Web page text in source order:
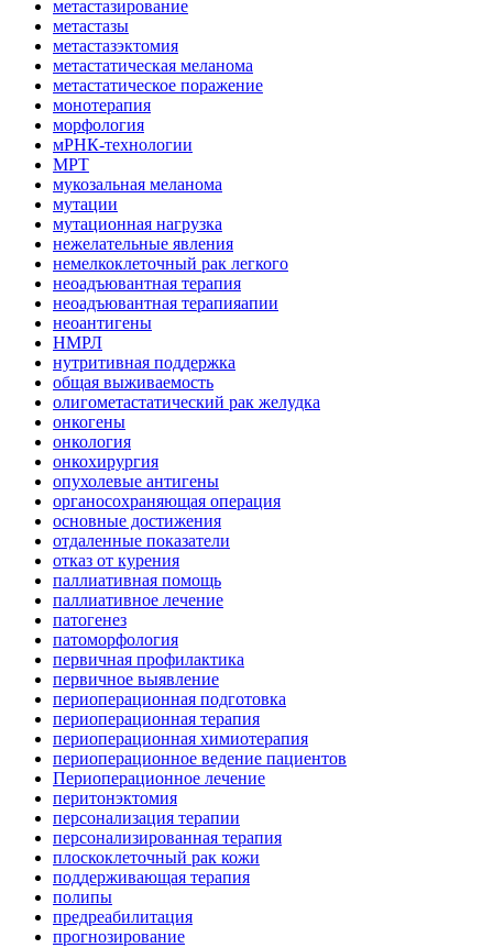
метастазирование
метастазы
метастазэктомия
метастатическая меланома
метастатическое поражение
монотерапия
морфология
мРНК-технологии
МРТ
мукозальная меланома
мутации
мутационная нагрузка
нежелательные явления
немелкоклеточный рак легкого
неоадъювантная терапия
неоадъювантная терапияапии
неоантигены
НМРЛ
нутритивная поддержка
общая выживаемость
олигометастатический рак желудка
онкогены
онкология
онкохирургия
опухолевые антигены
органосохраняющая операция
основные достижения
отдаленные показатели
отказ от курения
паллиативная помощь
паллиативное лечение
патогенез
патоморфология
первичная профилактика
первичное выявление
периоперационная подготовка
периоперационная терапия
периоперационная химиотерапия
периоперационное ведение пациентов
Периоперационное лечение
перитонэктомия
персонализация терапии
персонализированная терапия
плоскоклеточный рак кожи
поддерживающая терапия
полипы
предреабилитация
прогнозирование